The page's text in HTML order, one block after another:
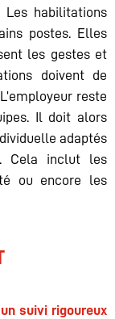
Les habilitations
postes. Elles
les gestes et
doivent de
reste
Il doit alors
adaptés
Cela inclut les
ou encore les
suivi rigoureux